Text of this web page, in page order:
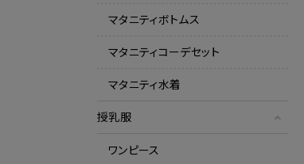
マタニティボトムス
マタニティコーデセット
マタニティ水着
授乳服
ワンピース